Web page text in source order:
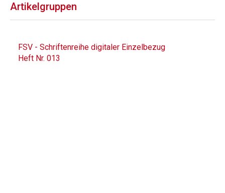
Artikelgruppen
FSV - Schriftenreihe digitaler Einzelbezug
Heft Nr. 013